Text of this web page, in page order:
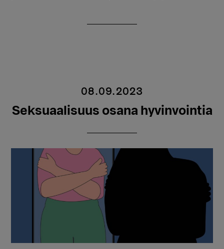
08.09.2023
Seksuaalisuus osana hyvinvointia